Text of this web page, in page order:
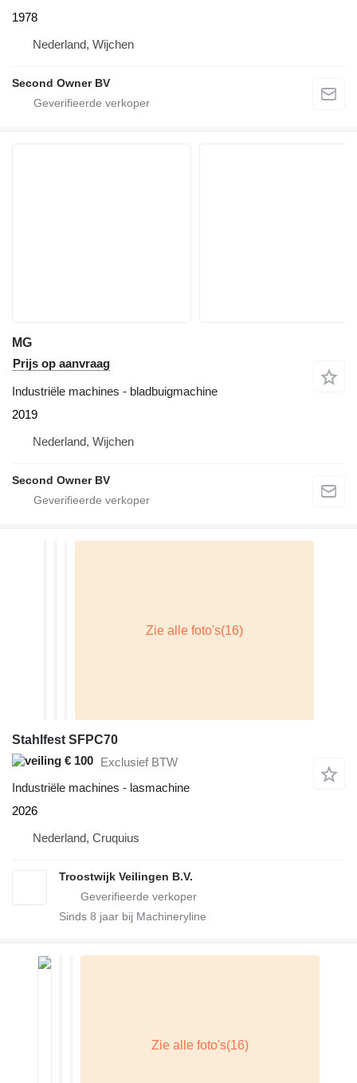
1978
Nederland, Wijchen
Second Owner BV
MG
Prijs op aanvraag
Industriële machines - bladbuigmachine
2019
Nederland, Wijchen
Second Owner BV
Stahlfest SFPC70
€ 100 Exclusief BTW
Industriële machines - lasmachine
2026
Nederland, Cruquius
Troostwijk Veilingen B.V.
Sinds 8 jaar bij Machineryline